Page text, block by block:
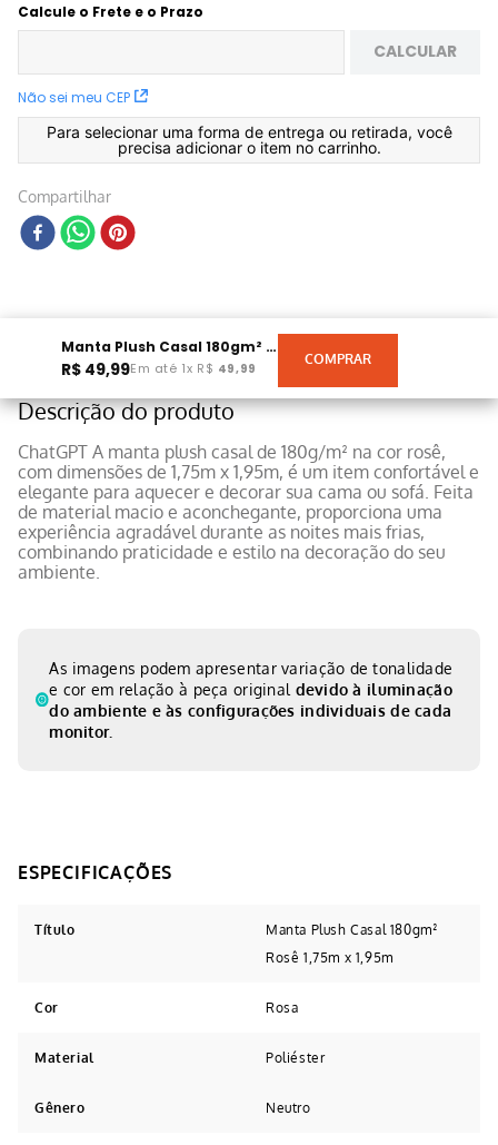
Calcule o Frete e o Prazo
Não sei meu CEP
CALCULAR
Para selecionar uma forma de entrega ou retirada, você
precisa adicionar o item no carrinho.
Compartilhar
Manta Plush Casal 180gm² Rosê 1,75m X 1,95m
R$ 49,99Em até 1x R$ 49,99
Descrição do produto
ChatGPT A manta plush casal de 180g/m² na cor rosê,
com dimensões de 1,75m x 1,95m, é um item confortável e
elegante para aquecer e decorar sua cama ou sofá. Feita
de material macio e aconchegante, proporciona uma
experiência agradável durante as noites mais frias,
combinando praticidade e estilo na decoração do seu
ambiente.
As imagens podem apresentar variação de tonalidade
e cor em relação à peça original devido à iluminação
do ambiente e às configurações individuais de cada
monitor.
Título
Manta Plush Casal 180gm²
Rosê 1,75m x 1,95m
Cor Rosa
Material Poliéster
Gênero Neutro